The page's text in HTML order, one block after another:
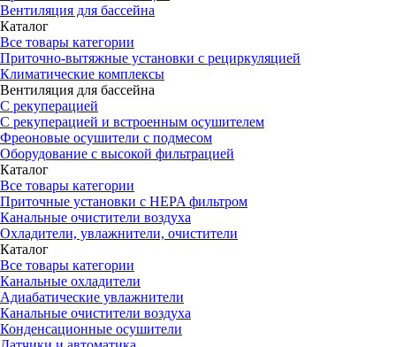
Вентиляция для бассейна
Каталог
Все товары категории
Приточно-вытяжные установки с рециркуляцией
Климатические комплексы
Вентиляция для бассейна
С рекуперацией
С рекуперацией и встроенным осушителем
Фреоновые осушители с подмесом
Оборудование с высокой фильтрацией
Каталог
Все товары категории
Приточные установки c HEPA фильтром
Канальные очистители воздуха
Охладители, увлажнители, очистители
Каталог
Все товары категории
Канальные охладители
Адиабатические увлажнители
Канальные очистители воздуха
Конденсационные осушители